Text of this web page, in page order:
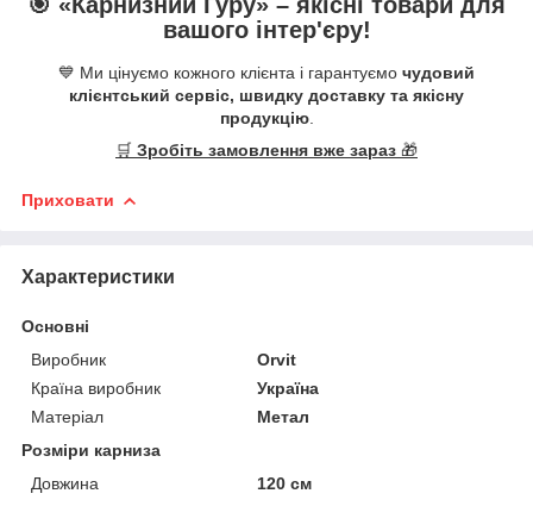
🎯 «Карнизний Гуру» – якісні товари для
вашого інтер'єру!
💙 Ми цінуємо кожного клієнта і гарантуємо чудовий
клієнтський сервіс, швидку доставку та якісну
продукцію.
🛒 Зробіть замовлення вже зараз 🎁
Приховати
Характеристики
Основні
Виробник
Orvit
Країна виробник
Україна
Матеріал
Метал
Розміри карниза
Довжина
120 см